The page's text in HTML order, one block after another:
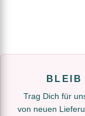
BLEIB
Trag Dich für
von neuen